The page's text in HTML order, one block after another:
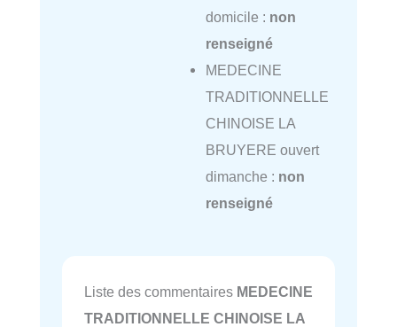
domicile : non
renseigné
MEDECINE
TRADITIONNELLE
CHINOISE LA
BRUYERE ouvert
dimanche : non
renseigné
Liste des commentaires MEDECINE
TRADITIONNELLE CHINOISE LA